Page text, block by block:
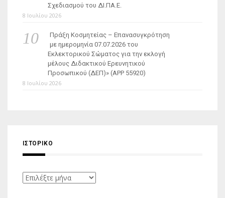
Σχεδιασμού του ΔΙ.ΠΑ.Ε.
8 Ιουλίου 2026
Πράξη Κοσμητείας – Επανασυγκρότηση
με ημερομηνία 07.07.2026 του
Εκλεκτορικού Σώματος για την εκλογή
μέλους Διδακτικού Ερευνητικού
Προσωπικού (ΔΕΠ)» (APP 55920)
8 Ιουλίου 2026
ΙΣΤΟΡΙΚΌ
Ιστορικό